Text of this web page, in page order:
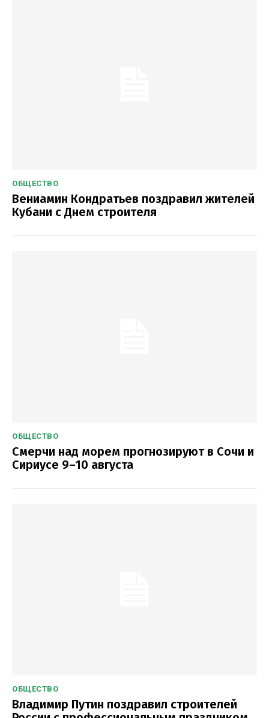
ОБЩЕСТВО
Вениамин Кондратьев поздравил жителей
Кубани с Днем строителя
ОБЩЕСТВО
Смерчи над морем прогнозируют в Сочи и
Сириусе 9–10 августа
ОБЩЕСТВО
Владимир Путин поздравил строителей